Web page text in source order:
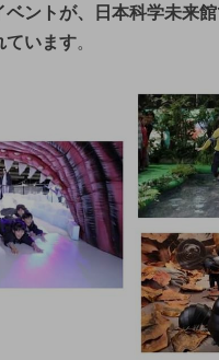
ントが、日本科学未来館
ています。